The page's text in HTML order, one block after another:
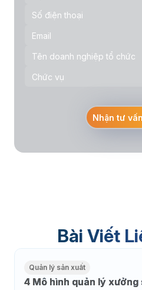
Nhận tư
Bài Viết
Quản lý sản xuất
4 Mô hình quản lý